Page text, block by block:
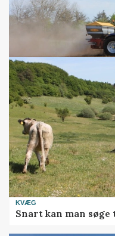
KVÆG
Snart kan man